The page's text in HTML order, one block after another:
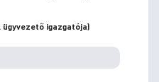
ügyvezető igazgatója)